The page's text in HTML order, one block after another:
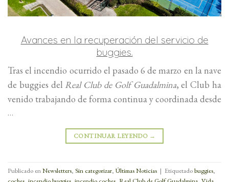
Avances en la recuperación del servicio de
buggies.
Tras el incendio ocurrido el pasado 6 de marzo en la nave
de buggies del Real Club de Golf Guadalmina, el Club ha
venido trabajando de forma continua y coordinada desde
…
CONTINUAR LEYENDO →
Publicado enNewsletters, Sin categorizar, Últimas Noticias | Etiquetadobuggies,